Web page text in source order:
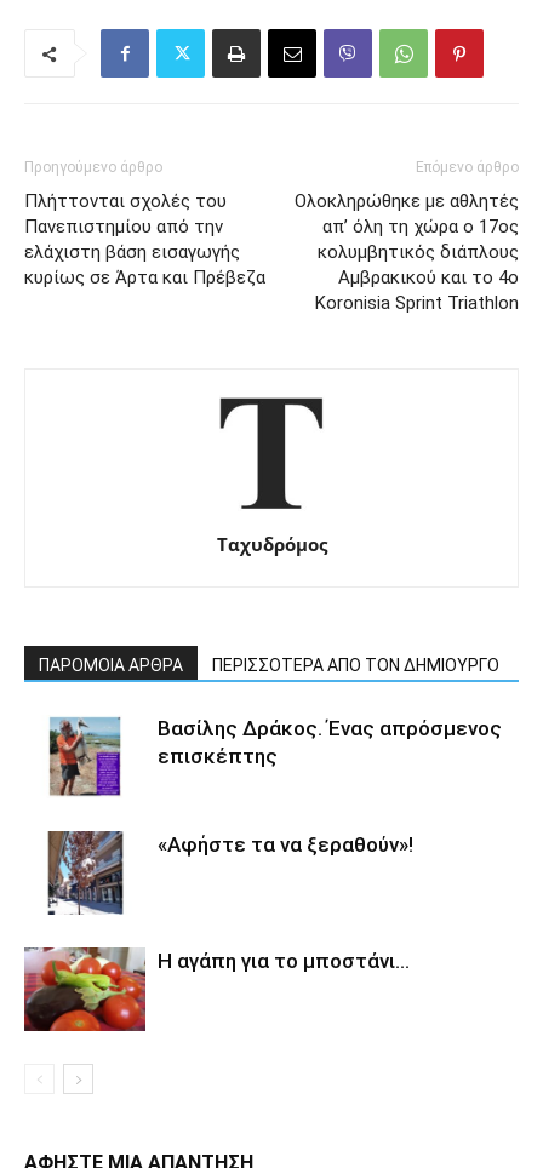
Προηγούμενο άρθρο
Πλήττονται σχολές του
Πανεπιστημίου από την
ελάχιστη βάση εισαγωγής
κυρίως σε Άρτα και Πρέβεζα
Επόμενο άρθρο
Ολοκληρώθηκε με αθλητές
απ’ όλη τη χώρα ο 17ος
κολυμβητικός διάπλους
Αμβρακικού και το 4ο
Koronisia Sprint Triathlon
Ταχυδρόμος
ΠΑΡΟΜΟΙΑ ΑΡΘΡΑ ΠΕΡΙΣΣΟΤΕΡΑ ΑΠΟ ΤΟΝ ΔΗΜΙΟΥΡΓΟ
Βασίλης Δράκος. Ένας απρόσμενος
επισκέπτης
«Αφήστε τα να ξεραθούν»!
Η αγάπη για το μποστάνι…
ΑΦΗΣΤΕ ΜΙΑ ΑΠΑΝΤΗΣΗ